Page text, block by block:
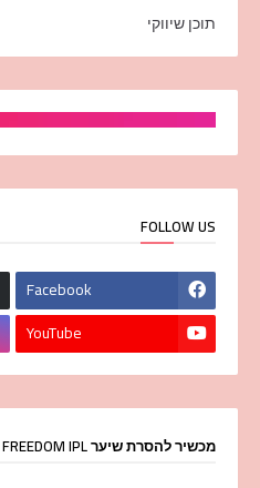
תוכן שיווקי
FOLLOW US
Facebook
YouTube
מכשיר להסרת שיער SILKN FLASH & GO FREEDOM IPL